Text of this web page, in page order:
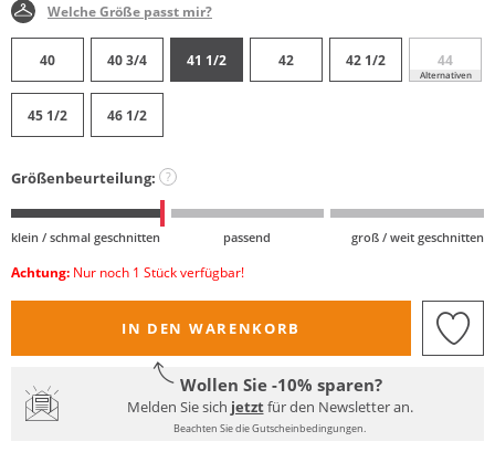
Welche Größe passt mir?
40 40 3/4 41 1/2 42 42 1/2 44
Alternativen
45 1/2 46 1/2
Größenbeurteilung: ?
klein / schmal geschnitten passend groß / weit geschnitten
Achtung: Nur noch 1 Stück verfügbar!
IN DEN WARENKORB
Wollen Sie -10% sparen?
Melden Sie sich jetztfür den Newsletter an.
Beachten Sie die Gutscheinbedingungen.